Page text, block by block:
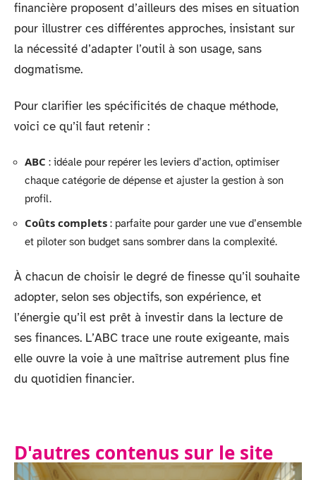
financière proposent d’ailleurs des mises en situation
pour illustrer ces différentes approches, insistant sur
la nécessité d’adapter l’outil à son usage, sans
dogmatisme.
Pour clarifier les spécificités de chaque méthode,
voici ce qu’il faut retenir :
ABC : idéale pour repérer les leviers d’action, optimiser
chaque catégorie de dépense et ajuster la gestion à son
profil.
Coûts complets : parfaite pour garder une vue d’ensemble
et piloter son budget sans sombrer dans la complexité.
À chacun de choisir le degré de finesse qu’il souhaite
adopter, selon ses objectifs, son expérience, et
l’énergie qu’il est prêt à investir dans la lecture de
ses finances. L’ABC trace une route exigeante, mais
elle ouvre la voie à une maîtrise autrement plus fine
du quotidien financier.
D'autres contenus sur le site